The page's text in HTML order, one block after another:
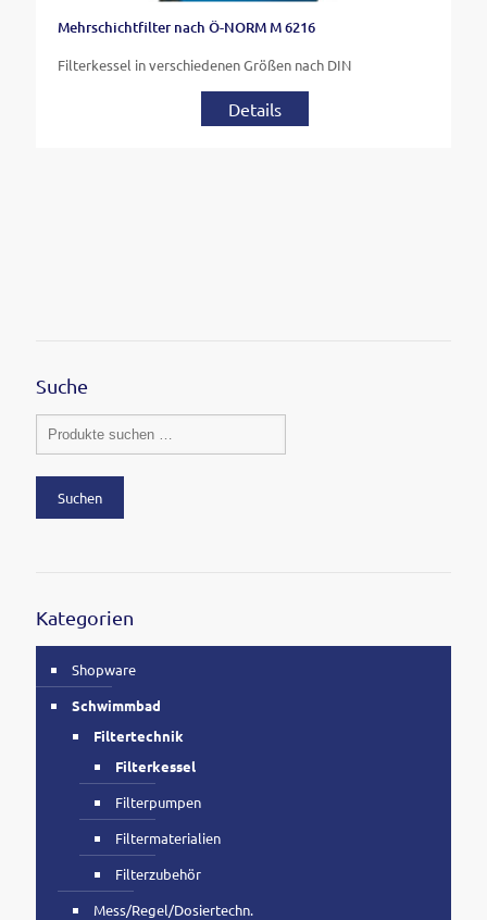
Mehrschichtfilter nach Ö-NORM M 6216
Filterkessel in verschiedenen Größen nach DIN
Details
Suche
Suchen
Kategorien
Shopware
Schwimmbad
Filtertechnik
Filterkessel
Filterpumpen
Filtermaterialien
Filterzubehör
Mess/Regel/Dosiertechn.